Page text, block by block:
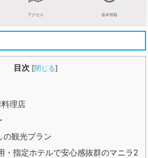
アクセス 基本情報
目次 [閉じる]
理店
の観光プラン
・指定ホテルで安心感抜群のマニラ2